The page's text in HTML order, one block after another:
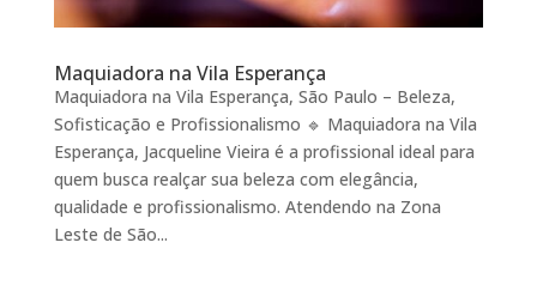
Maquiadora na Vila Esperança
Maquiadora na Vila Esperança, São Paulo – Beleza,
Sofisticação e Profissionalismo 🔹 Maquiadora na Vila
Esperança, Jacqueline Vieira é a profissional ideal para
quem busca realçar sua beleza com elegância,
qualidade e profissionalismo. Atendendo na Zona
Leste de São...